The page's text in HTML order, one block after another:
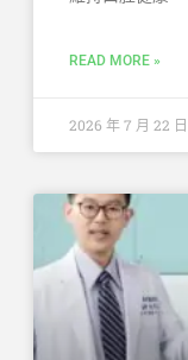
READ MORE »
2026 年 7 月 22 日